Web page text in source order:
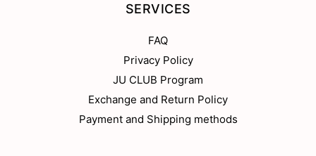
SERVICES
FAQ
Privacy Policy
JU CLUB Program
Exchange and Return Policy
Payment and Shipping methods